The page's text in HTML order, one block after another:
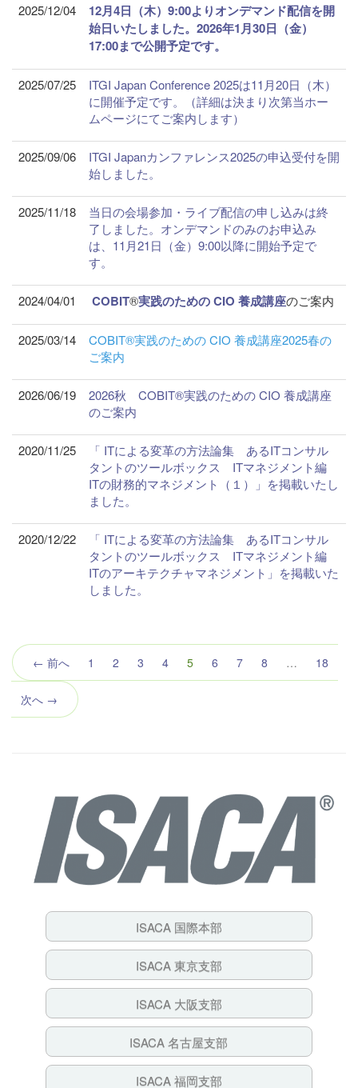
2025/12/04 12月4日（木）9:00よりオンデマンド配信を開
始日いたしました。2026年1月30日（金）
17:00まで公開予定です。
2025/07/25
ITGI Japan Conference 2025は11月20日（木）
に開催予定です。（詳細は決まり次第当ホー
ムページにてご案内します）
2025/09/06
ITGI Japanカンファレンス2025の申込受付を開
始しました。
2025/11/18
当日の会場参加・ライブ配信の申し込みは終
了しました。オンデマンドのみのお申込み
は、11月21日（金）9:00以降に開始予定で
す。
2024/04/01 COBIT®実践のための CIO 養成講座のご案内
2025/03/14
COBIT®実践のための CIO 養成講座2025春の
ご案内
2026/06/19
2026秋 COBIT®実践のための CIO 養成講座
のご案内
2020/11/25
「 ITによる変革の方法論集 あるITコンサル
タントのツールボックス ITマネジメント編
ITの財務的マネジメント（１）」を掲載いたし
ました。
2020/12/22
「 ITによる変革の方法論集 あるITコンサル
タントのツールボックス ITマネジメント編
ITのアーキテクチャマネジメント」を掲載いた
しました。
← 前へ 1 2 3 4 5（こ
の
6 7 8 … 18
次へ →
ISACA 国際本部
ISACA 東京支部
ISACA 大阪支部
ISACA 名古屋支部
ISACA 福岡支部